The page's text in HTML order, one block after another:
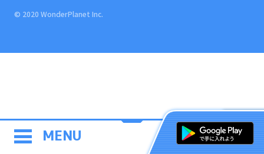
MENU
© 2020 WonderPlanet Inc.